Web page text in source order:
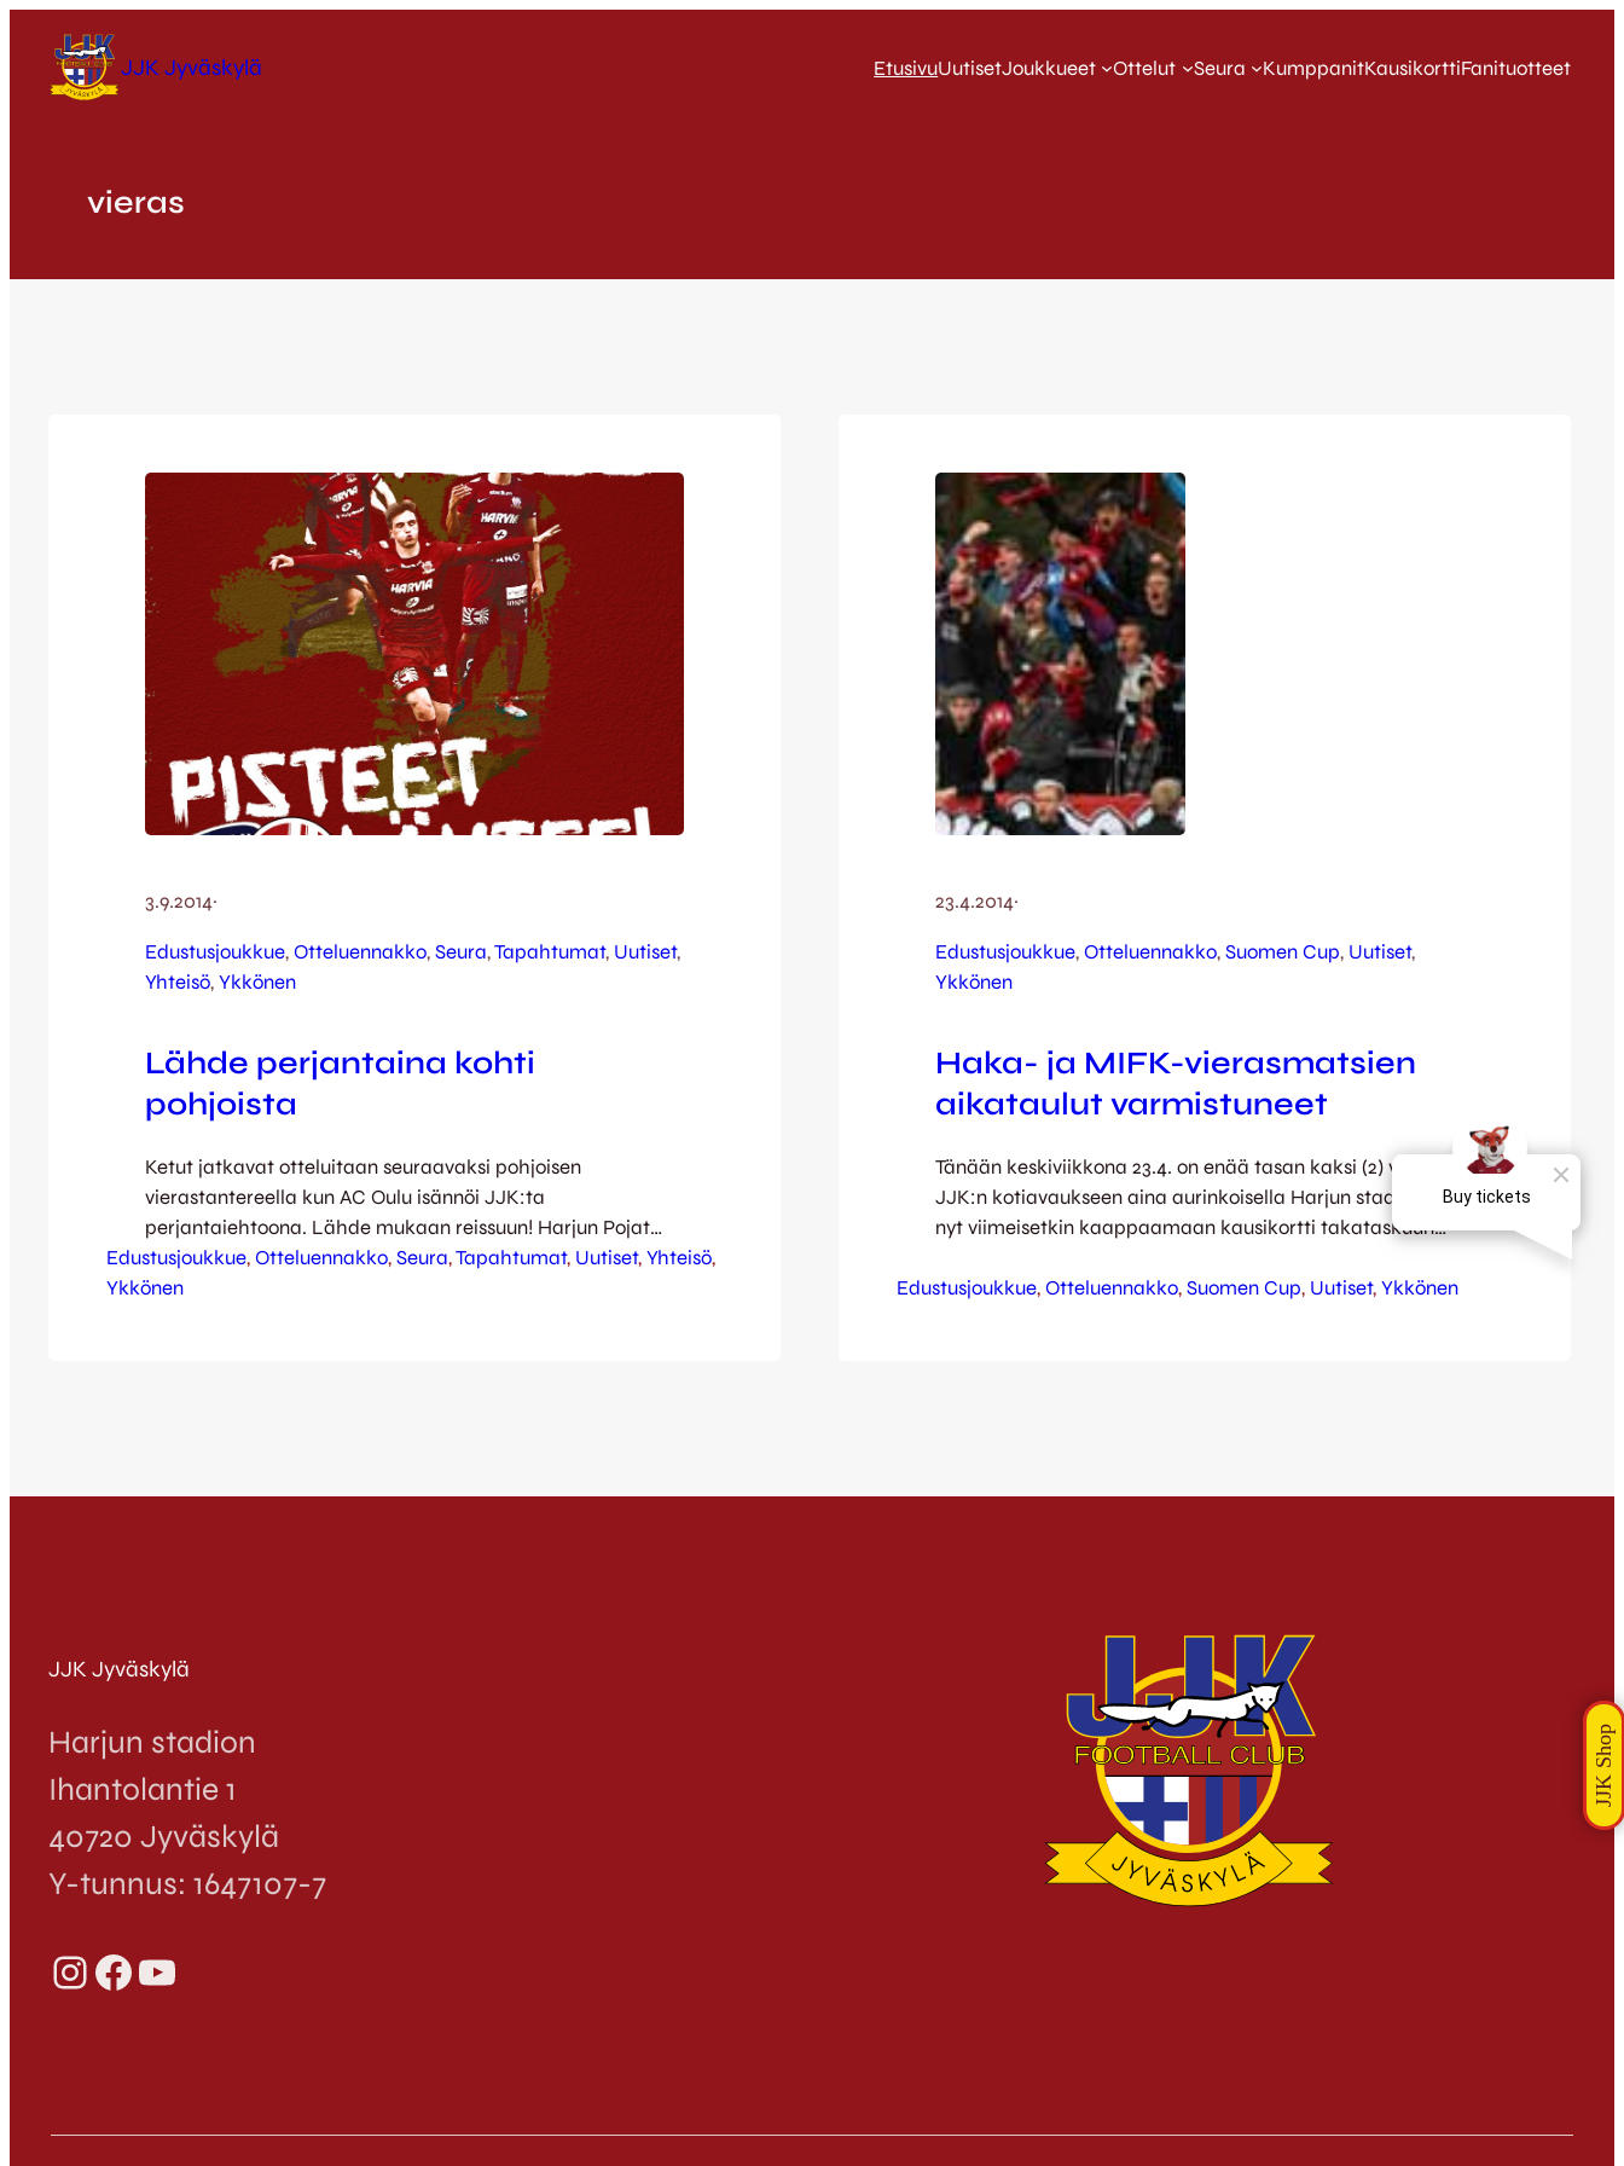
sisältöön
JJK Jyväskylä EtusivuUutisetJoukkueet Ottelut Seura KumppanitKausikorttiFanituotteet
vieras
3.9.2014·
Edustusjoukkue, Otteluennakko, Seura, Tapahtumat, Uutiset
Yhteisö, Ykkönen
Lähde perjantaina kohti
pohjoista
Ketut jatkavat otteluitaan seuraavaksi pohjoisen
vierastantereella kun AC Oulu isännöi JJK:ta
perjantaiehtoona. Lähde mukaan reissuun! Harjun Pojat
järjestävät bussikuljetuksen menoopaluureissulla joten
tunnelma vierasmatkalla on taattu. Lähtö nelostietä
Edustusjoukkue, Otteluennakko, Seura, Tapahtumat, Uutiset, Yhteisö
Ykkönen
23.4.2014·
Edustusjoukkue, Otteluennakko, Suomen Cup, Uutiset
Ykkönen
Haka- ja MIFK-vierasmatsien
aikataulut varmistuneet
Tänään keskiviikkona 23.4. on enää tasan kaksi (2) viikkoa
JJK:n kotiavaukseen aina aurinkoisella Harjun stadionilla –
nyt viimeisetkin kaappaamaan kausikortti takataskuun
hetkeä varten! Kiihkeää kotiavausta odotellessa on samalla
Edustusjoukkue, Otteluennakko, Suomen Cup, Uutiset, Ykkönen
JJK Jyväskylä
Harjun stadion
Ihantolantie 1
40720 Jyväskylä
Y-tunnus: 1647107-7
InstagramFacebook YouTube